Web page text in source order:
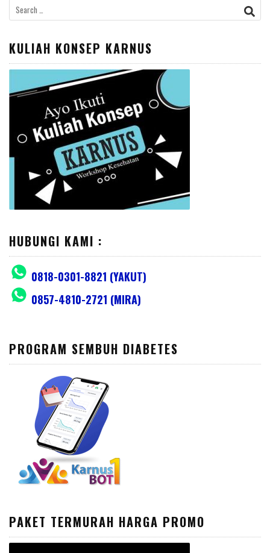
Search
for:
KULIAH KONSEP KARNUS
HUBUNGI KAMI :
0818-0301-8821 (YAKUT)
0857-4810-2721 (MIRA)
PROGRAM SEMBUH DIABETES
PAKET TERMURAH HARGA PROMO